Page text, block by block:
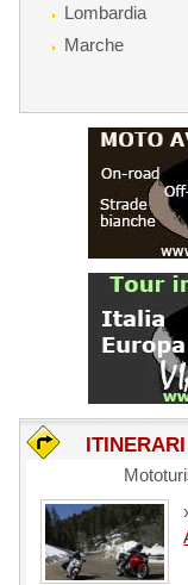
Lombardia
Marche